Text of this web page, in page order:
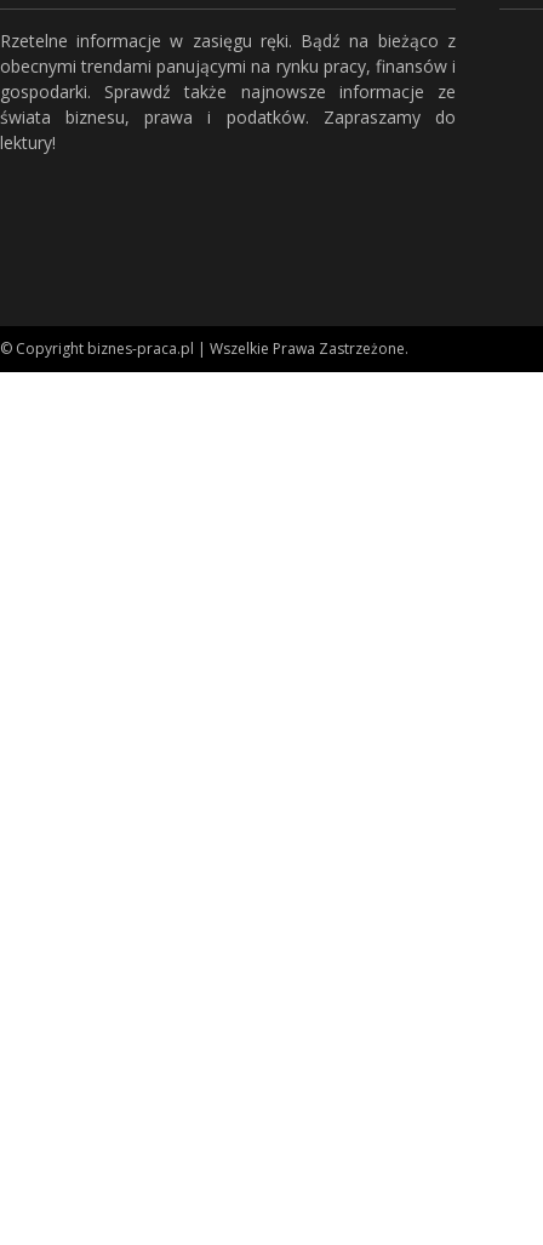
Rzetelne informacje w zasięgu ręki. Bądź na bieżąco z
obecnymi trendami panującymi na rynku pracy, finansów i
gospodarki. Sprawdź także najnowsze informacje ze
świata biznesu, prawa i podatków. Zapraszamy do
lektury!
© Copyright biznes-praca.pl | Wszelkie Prawa Zastrzeżone.